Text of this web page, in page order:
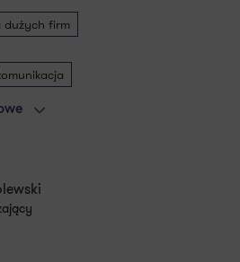
dużych firm